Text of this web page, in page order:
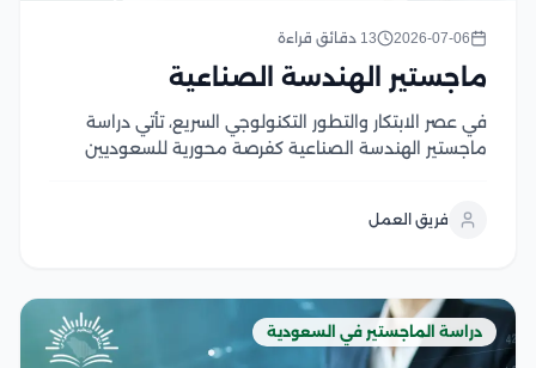
2026-07-06 13 دقائق قراءة
ماجستير الهندسة الصناعية
في عصر الابتكار والتطور التكنولوجي السريع، تأتي دراسة
ماجستير الهندسة الصناعية كفرصة محورية للسعوديين
الدراسة جسرًا يربط بين المعرفة النظرية العميقة
فريق العمل
دراسة الماجستير في السعودية